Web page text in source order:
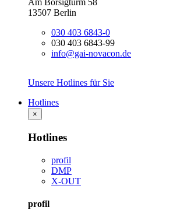
Am Borsigturm 58
13507 Berlin
030 403 6843-0
030 403 6843-99
info@gai-novacon.de
Unsere Hotlines für Sie
Hotlines
×
Hotlines
profil
DMP
X-OUT
profil